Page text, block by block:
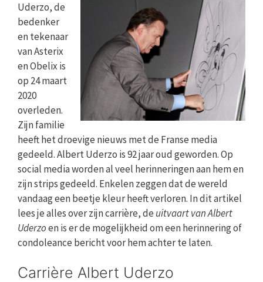
Uderzo, de
bedenker
en tekenaar
van Asterix
en Obelix is
op 24 maart
2020
overleden.
Zijn familie
heeft het droevige nieuws met de Franse media
gedeeld. Albert Uderzo is 92 jaar oud geworden. Op
social media worden al veel herinneringen aan hem en
zijn strips gedeeld. Enkelen zeggen dat de wereld
vandaag een beetje kleur heeft verloren. In dit artikel
lees je alles over zijn carrière, de uitvaart van Albert
Uderzoen is er de mogelijkheid om een herinnering of
condoleance bericht voor hem achter te laten.
Carrière Albert Uderzo